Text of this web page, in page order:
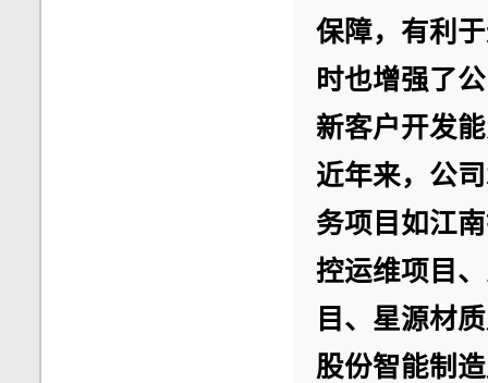
保障，有利
时也增强了
新客户开发
近年来，公
务项目如江
控运维项目
目、星源材
股份智能制